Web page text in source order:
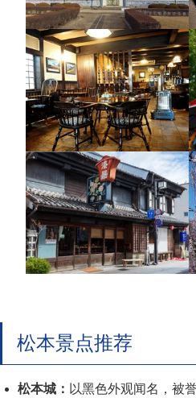
松本景点推荐
松本城： 以黑色外观闻名，被